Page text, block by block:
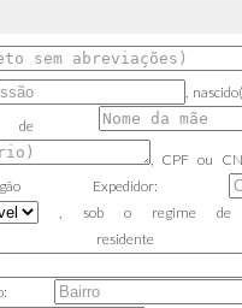
,
de
, CPF ou
Expedidor:
, sob o regime